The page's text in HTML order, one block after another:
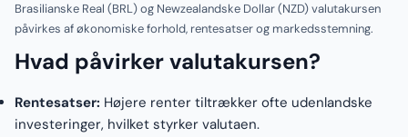
Brasilianske Real (BRL) og Newzealandske Dollar (NZD) valutakursen
påvirkes af økonomiske forhold, rentesatser og markedsstemning.
Hvad påvirker valutakursen?
Rentesatser: Højere renter tiltrækker ofte udenlandske
investeringer, hvilket styrker valutaen.